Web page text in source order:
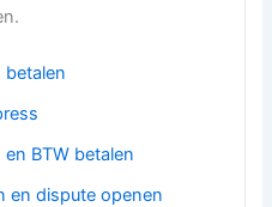
betalen
BTW betalen
en dispute openen